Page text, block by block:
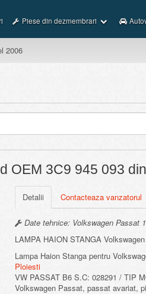
Piese din dezmembrari
2006
OEM 3C9 945 093
Detalii Contacteaza vanzatorul
Date tehnice: Volkswagen Passat
LAMPA HAION STANGA
Lampa Haion Stanga pentru
Ploiesti
VW PASSAT B6 S.C: 028291 / TIP
Volkswagen Passat, passat avariat,